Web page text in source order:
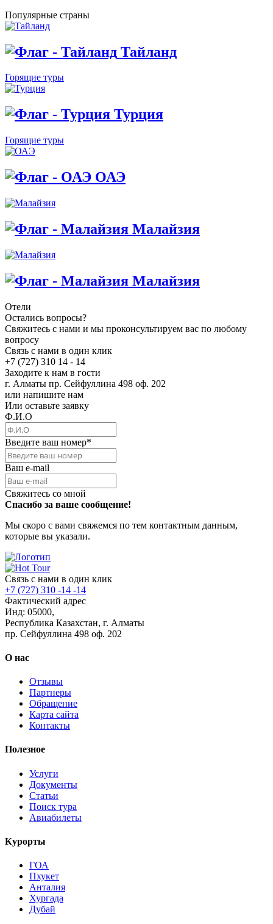
Популярные страны
Тайланд
Горящие туры
Турция
Горящие туры
ОАЭ
Малайзия
Малайзия
Отели
Остались вопросы?
Свяжитесь с нами и мы проконсультируем вас по любому
вопросу
Связь с нами в один клик
+7 (727) 310 14 - 14
Заходите к нам в гости
г. Алматы пр. Сейфуллина 498 оф. 202
или напишите нам
Или оставьте заявку
Ф.И.О
Введите ваш номер*
Ваш e-mail
Свяжитесь со мной
Спасибо за ваше сообщение!
Мы скоро с вами свяжемся по тем контактным данным,
которые вы указали.
Связь с нами в один клик
+7 (727) 310 -14 -14
Фактический адрес
Инд: 05000,
Республика Казахстан, г. Алматы
пр. Сейфуллина 498 оф. 202
О нас
Отзывы
Партнеры
Обращение
Карта сайта
Контакты
Полезное
Услуги
Документы
Статьи
Поиск тура
Авиабилеты
Курорты
ГОА
Пхукет
Анталия
Хургада
Дубай